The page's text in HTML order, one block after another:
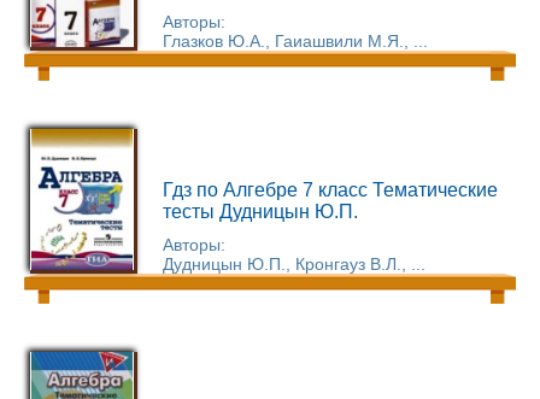
Авторы:
Глазков Ю.А., Гаиашвили М.Я., ...
Гдз по Алгебре 7 класс Тематические
тесты Дудницын Ю.П.
Авторы:
Дудницын Ю.П., Кронгауз В.Л., ...